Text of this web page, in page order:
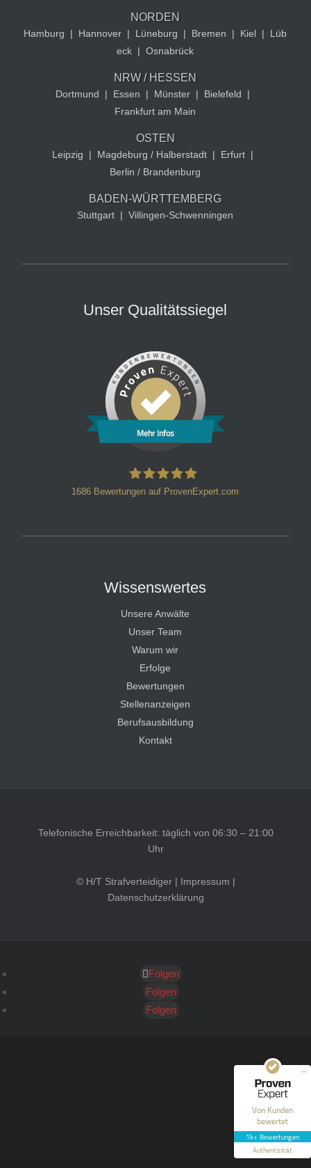
NORDEN
Hamburg | Hannover | Lüneburg | Bremen | Kiel |
Lüb
eck | Osnabrück
NRW / HESSEN
Dortmund | Essen | Münster | Bielefeld
|
Frankfurt am Main
OSTEN
Leipzig | Magdeburg / Halberstadt | Erfurt |
Berlin / Brandenburg
BADEN-WÜRTTEMBERG
Stuttgart | Villingen-Schwenningen
Unser Qualitätssiegel
Mehr Infos
1686 Bewertungen auf ProvenExpert.com
Wissenswertes
Unsere Anwälte
Unser Team
Warum wir
Erfolge
Bewertungen
Stellenanzeigen
Berufsausbildung
Kontakt
Telefonische Erreichbarkeit: täglich von 06:30 – 21:00
Uhr
© H/T Strafverteidiger | Impressum |
Datenschutzerklärung
Folgen
Folgen
Folgen
Von Kunden
bewertet
1k+ Bewertungen
Authentizität
Kundenbewertungen und Erfahrungen zu
SEHR GUT
40
Bewertungen auf
ProvenExpert.com
Blick aufs ProvenExpert-Profil werfen